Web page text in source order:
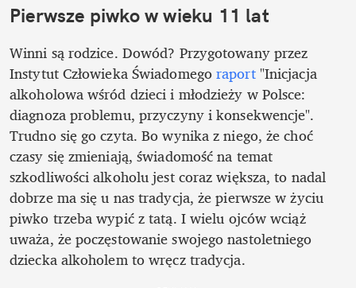
Pierwsze piwko w wieku 11 lat
Winni są rodzice. Dowód? Przygotowany przez
Instytut Człowieka Świadomego raport "Inicjacja
alkoholowa wśród dzieci i młodzieży w Polsce:
diagnoza problemu, przyczyny i konsekwencje".
Trudno się go czyta. Bo wynika z niego, że choć
czasy się zmieniają, świadomość na temat
szkodliwości alkoholu jest coraz większa, to nadal
dobrze ma się u nas tradycja, że pierwsze w życiu
piwko trzeba wypić z tatą. I wielu ojców wciąż
uważa, że poczęstowanie swojego nastoletniego
dziecka alkoholem to wręcz tradycja.